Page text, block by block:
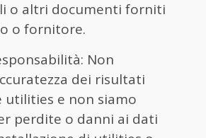
o altri documenti forniti
o fornitore.
Non
dei risultati
e non siamo
perdite o danni ai dati